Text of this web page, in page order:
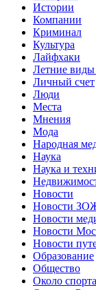
Истории
Компании
Криминал
Культура
Лайфхаки
Летние виды
Личный счет
Люди
Места
Мнения
Мода
Народная
Наука
Наука и
Новости
Новости
Новости
Новости
Новости
Образование
Общество
Около спорта